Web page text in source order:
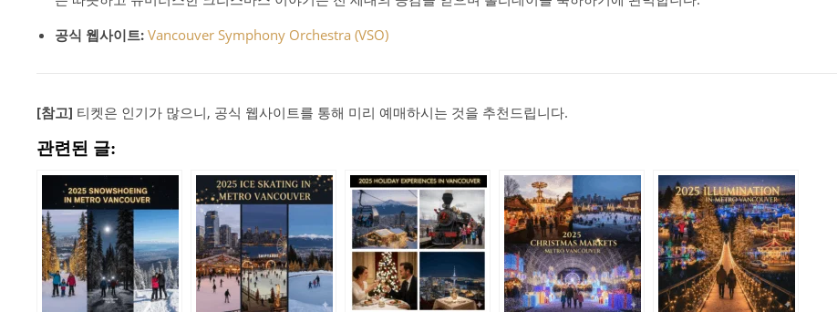
공식 웹사이트: Vancouver Symphony Orchestra (VSO)
[참고] 티켓은 인기가 많으니, 공식 웹사이트를 통해 미리 예매하시는 것을 추천드립니다.
관련된 글: